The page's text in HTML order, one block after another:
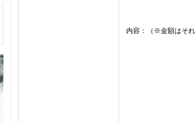
内容：（※金額はそれ